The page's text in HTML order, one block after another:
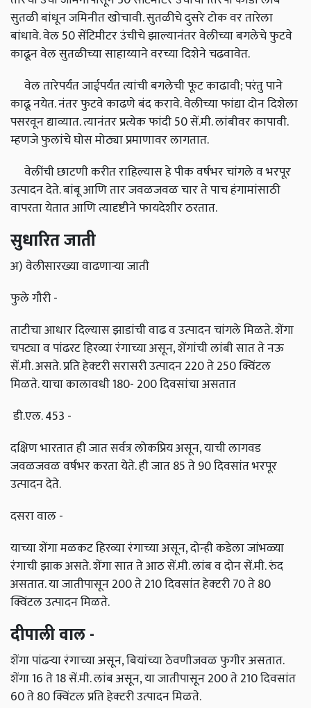
सुतळी बांधून जमिनीत खोचावी. सुतळीचे दुसरे टोक वर तारेला
बांधावे. वेल 50 सेंटिमीटर उंचीचे झाल्यानंतर वेलीच्या बगलेचे फुटवे
काढून वेल सुतळीच्या साहाय्याने वरच्या दिशेने चढवावेत.
वेल तारेपर्यंत जाईपर्यंत त्यांची बगलेची फूट काढावी; परंतु पाने
काढू नयेत. नंतर फुटवे काढणे बंद करावे. वेलीच्या फांद्या दोन दिशेला
पसरवून द्याव्यात. त्यानंतर प्रत्येक फांदी 50 सें.मी. लांबीवर कापावी.
म्हणजे फुलांचे घोस मोठ्या प्रमाणावर लागतात.
वेलींची छाटणी करीत राहिल्यास हे पीक वर्षभर चांगले व भरपूर
उत्पादन देते. बांबू आणि तार जवळजवळ चार ते पाच हंगामांसाठी
वापरता येतात आणि त्यादृष्टीने फायदेशीर ठरतात.
सुधारित जाती
अ) वेलीसारख्या वाढणाऱ्या जाती
फुले गौरी -
ताटीचा आधार दिल्यास झाडांची वाढ व उत्पादन चांगले मिळते. शेंगा
चपट्या व पांढरट हिरव्या रंगाच्या असून, शेंगांची लांबी सात ते नऊ
सें.मी. असते. प्रति हेक्‍टरी सरासरी उत्पादन 220 ते 250 क्विंटल
मिळते. याचा कालावधी 180- 200 दिवसांचा असतात
डी.एल. 453 -
दक्षिण भारतात ही जात सर्वत्र लोकप्रिय असून, याची लागवड
जवळजवळ वर्षभर करता येते. ही जात 85 ते 90 दिवसांत भरपूर
उत्पादन देते.
दसरा वाल -
याच्या शेंगा मळकट हिरव्या रंगाच्या असून, दोन्ही कडेला जांभळ्या
रंगाची झाक असते. शेंगा सात ते आठ सें.मी. लांब व दोन सें.मी. रुंद
असतात. या जातीपासून 200 ते 210 दिवसांत हेक्‍टरी 70 ते 80
क्विंटल उत्पादन मिळते.
दीपाली वाल -
शेंगा पांढऱ्या रंगाच्या असून, बियांच्या ठेवणीजवळ फुगीर असतात.
शेंगा 16 ते 18 सें.मी. लांब असून, या जातीपासून 200 ते 210 दिवसांत
60 ते 80 क्विंटल प्रति हेक्‍टरी उत्पादन मिळते.